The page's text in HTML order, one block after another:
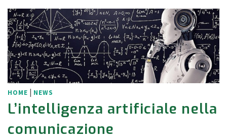
HOME | NEWS
L’intelligenza artificiale nella
comunicazione